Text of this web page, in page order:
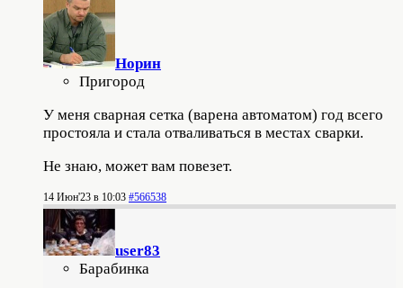
Норин
Пригород
У меня сварная сетка (варена автоматом) год всего
простояла и стала отваливаться в местах сварки.
Не знаю, может вам повезет.
14 Июн'23 в 10:03 #566538
user83
Барабинка